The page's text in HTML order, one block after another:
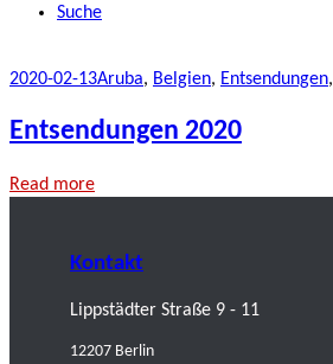
Suche
2020-02-13Aruba, Belgien, Entsendungen,
Entsendungen 2020
Read more
Kontakt
Lippstädter Straße 9 - 11
12207 Berlin